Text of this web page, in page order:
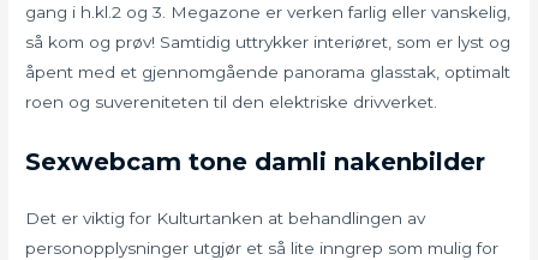
gang i h.kl.2 og 3. Megazone er verken farlig eller vanskelig,
så kom og prøv! Samtidig uttrykker interiøret, som er lyst og
åpent med et gjennomgående panorama glasstak, optimalt
roen og suvereniteten til den elektriske drivverket.
Sexwebcam tone damli nakenbilder
Det er viktig for Kulturtanken at behandlingen av
personopplysninger utgjør et så lite inngrep som mulig for